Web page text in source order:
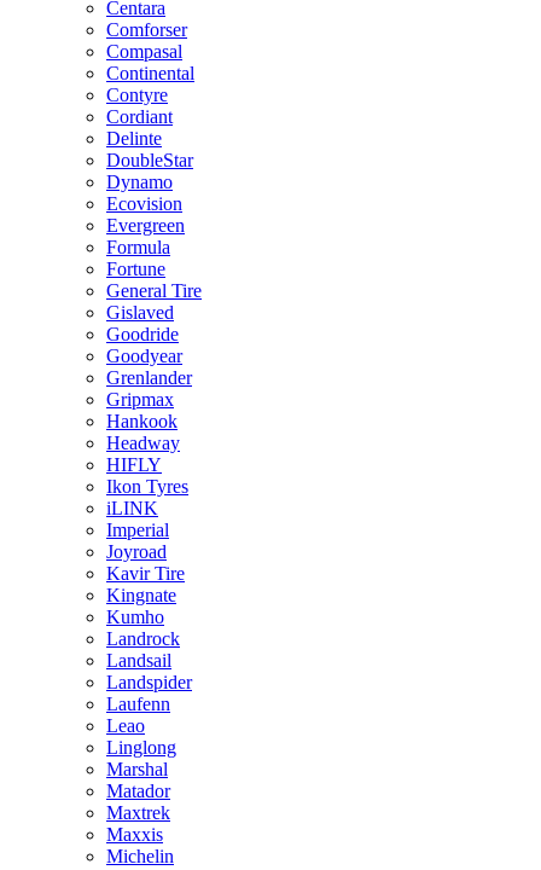
Centara
Comforser
Compasal
Continental
Contyre
Cordiant
Delinte
DoubleStar
Dynamo
Ecovision
Evergreen
Formula
Fortune
General Tire
Gislaved
Goodride
Goodyear
Grenlander
Gripmax
Hankook
Headway
HIFLY
Ikon Tyres
iLINK
Imperial
Joyroad
Kavir Tire
Kingnate
Kumho
Landrock
Landsail
Landspider
Laufenn
Leao
Linglong
Marshal
Matador
Maxtrek
Maxxis
Michelin